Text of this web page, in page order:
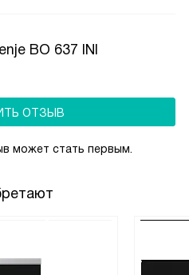
BO 637 INI
ОТЗЫВ
может стать первым.